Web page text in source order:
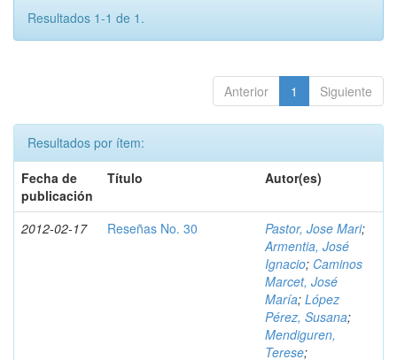
Resultados 1-1 de 1.
Anterior 1 Siguiente
Resultados por ítem:
Fecha de
publicación
Título Autor(es)
2012-02-17 Reseñas No. 30 Pastor, Jose Mari;
Armentia, José
Ignacio; Caminos
Marcet, José
María; López
Pérez, Susana;
Mendiguren,
Terese;